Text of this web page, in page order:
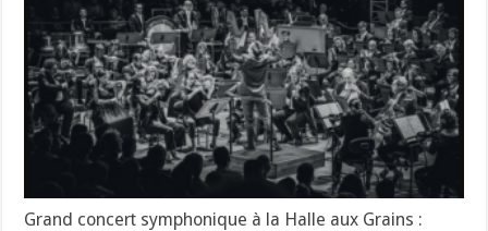
Grand concert symphonique à la Halle aux Grains :